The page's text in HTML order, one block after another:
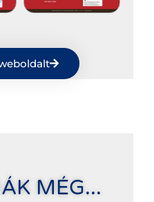
MÉG...